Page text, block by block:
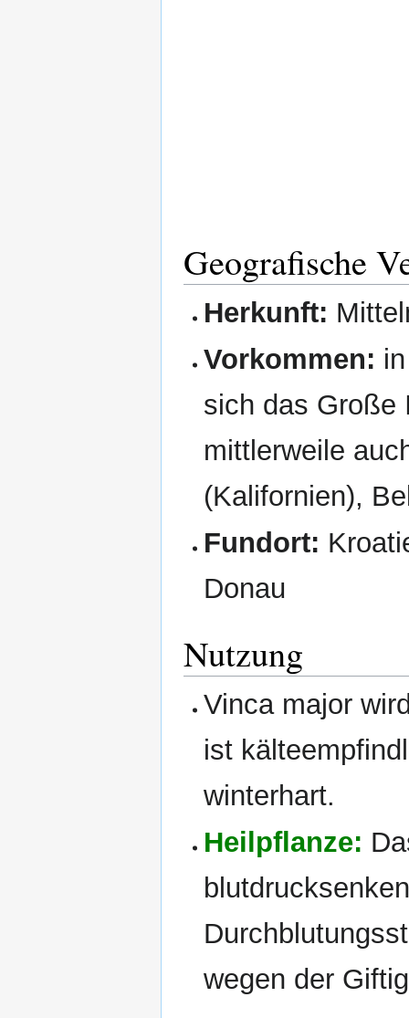
Geografische
Herkunft:
Vorkommen:
sich das Große
mittlerweile
(Kalifornien),
Fundort:
Donau
Nutzung
Vinca major
ist
winterhart.
Heilpflanze:
wegen der